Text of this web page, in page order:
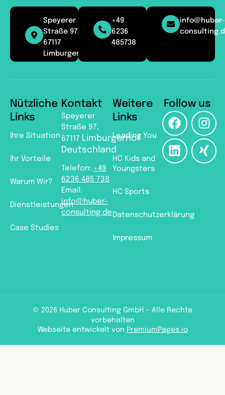
Speyerer
Straße 97,
67117
Limburgerhof
+49
6236
485738
info@huber-
Nützliche
Links
Ihre Situation
Ihr Vorteile
Warum Wir?
Dienstleistungen
Case Studies
Kontakt
Speyerer
Straße 97,
67117 Limburgerhof
Deutschland
Telefon: +49
6236 485 738
Email:
info@huber-
consulting.de
Weitere
Links
Leading You
HC Kids and
Youngsters
HC Sports
Datenschutzerklärung
Impressum
Follow us
© 2026 Huber Consulting GmbH – Alle Rechte
vorbehalten
Webseite entwickelt von PremiumPages.io